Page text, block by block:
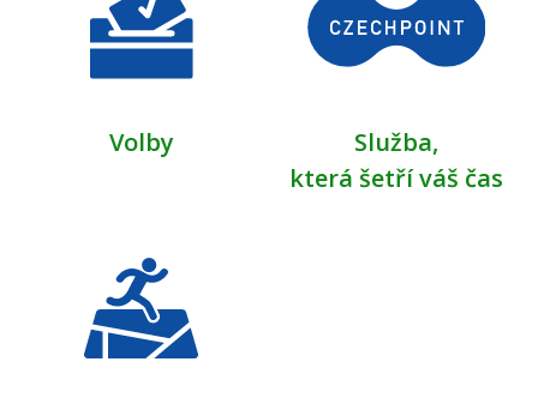
Volby
Služba,
která šetří váš čas